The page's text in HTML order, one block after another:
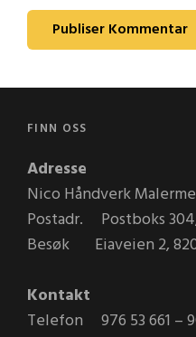
FINN OSS
Adresse
Nico Håndverk
Postadr. Postboks 304,
Besøk Eiaveien 2,
Kontakt
Telefon 976 53 661 –